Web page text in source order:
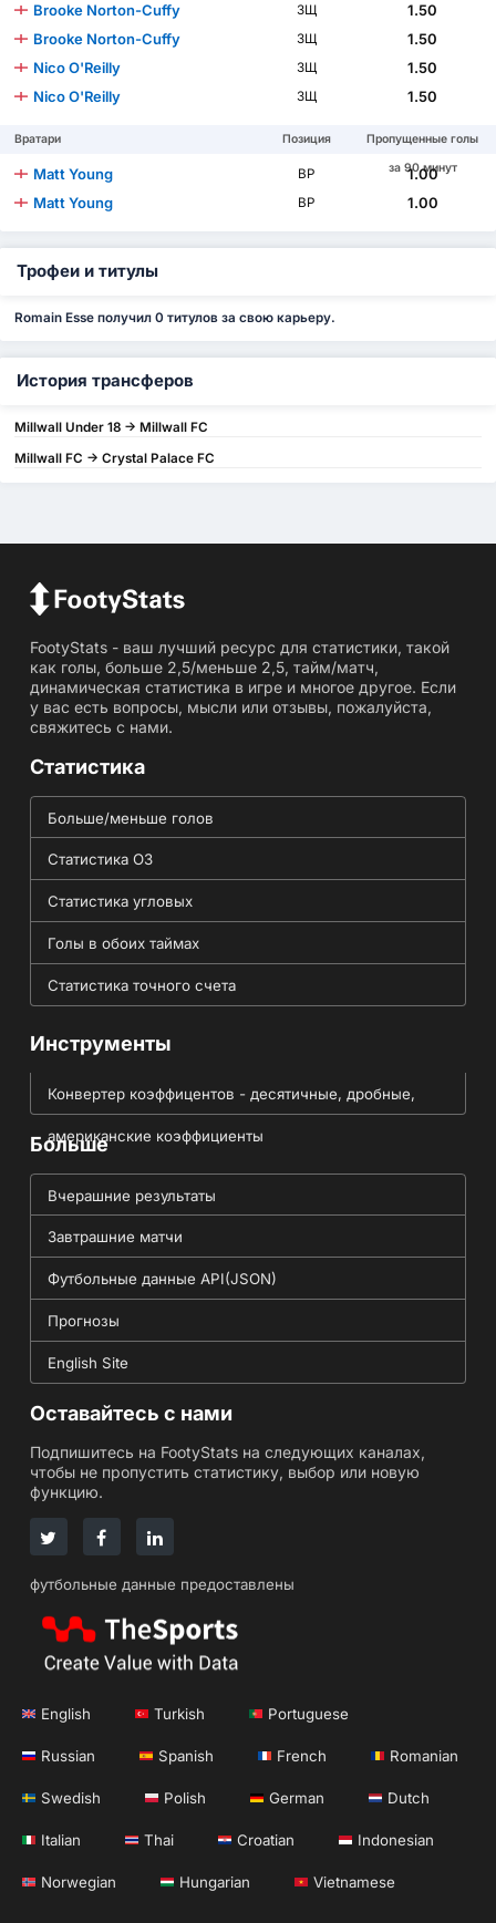
Brooke Norton-Cuffy
ЗЩ
1.50
Brooke Norton-Cuffy
ЗЩ
1.50
Nico O'Reilly
ЗЩ
1.50
Nico O'Reilly
ЗЩ 1.50
Вратари Позиция
Пропущенные голы
за 90 минут
Matt Young ВР
1.00
Matt Young
ВР 1.00
Трофеи и титулы
Romain Esse получил 0 титулов за свою карьеру.
История трансферов
Millwall Under 18 -> Millwall FC
Millwall FC -> Crystal Palace FC
FootyStats - ваш лучший ресурс для статистики, такой
как голы, больше 2,5/меньше 2,5, тайм/матч,
динамическая статистика в игре и многое другое. Если
у вас есть вопросы, мысли или отзывы, пожалуйста,
свяжитесь с нами.
Статистика
Больше/меньше голов
Статистика ОЗ
Статистика угловых
Голы в обоих таймах
Статистика точного счета
Инструменты
Конвертер коэффицентов - десятичные, дробные,
американские коэффициенты
Больше
Вчерашние результаты
Завтрашние матчи
Футбольные данные API(JSON)
Прогнозы
English Site
Оставайтесь с нами
Подпишитесь на FootyStats на следующих каналах,
чтобы не пропустить статистику, выбор или новую
функцию.
футбольные данные предоставлены
English Turkish Portuguese
Russian Spanish French Romanian
Swedish Polish German Dutch
Italian Thai Croatian Indonesian
Norwegian Hungarian Vietnamese